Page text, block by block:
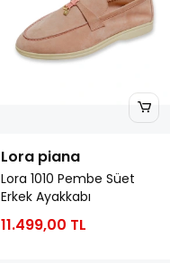
Lora piana
Lora 1010 Pembe Süet
Erkek Ayakkabı
11.499,00 TL